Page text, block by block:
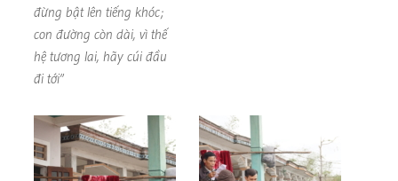
đừng bật lên tiếng khóc;
con đường còn dài, vì thế
hệ tương lai, hãy cúi đầu
đi tới”